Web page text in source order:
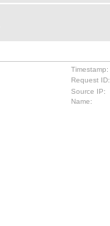
Timestamp:
Request ID:
Source IP:
Name: